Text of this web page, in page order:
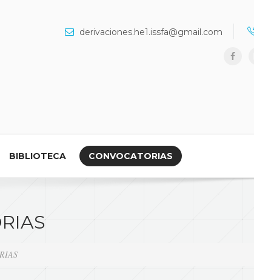
derivaciones.he1.issfa@gmail.com
BIBLIOTECA CONVOCATORIAS